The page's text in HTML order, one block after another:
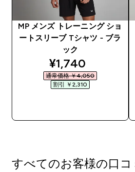
MP メンズ トレーニング ショ
ートスリーブ Tシャツ - ブラ
ック
discounted price
¥1,740‎
通常価格 ￥4,050‎
割引 ￥2,310‎
すべてのお客様の口コ